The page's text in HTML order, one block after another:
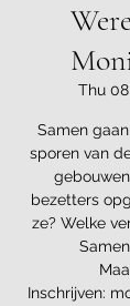
Thu
Samen
sporen van
bezetters
ze? Welke
Inschrijven: